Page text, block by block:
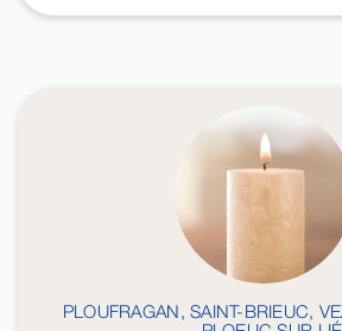
PLOUFRAGAN, SAINT-BRIEUC,